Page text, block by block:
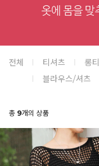
전체 티셔츠 롱티
블라우스/셔츠
총 9개의 상품